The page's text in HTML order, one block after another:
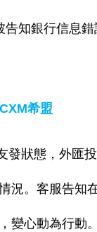
知銀行信息
希盟
發狀態，外匯
況。客服告知
變心動為行動